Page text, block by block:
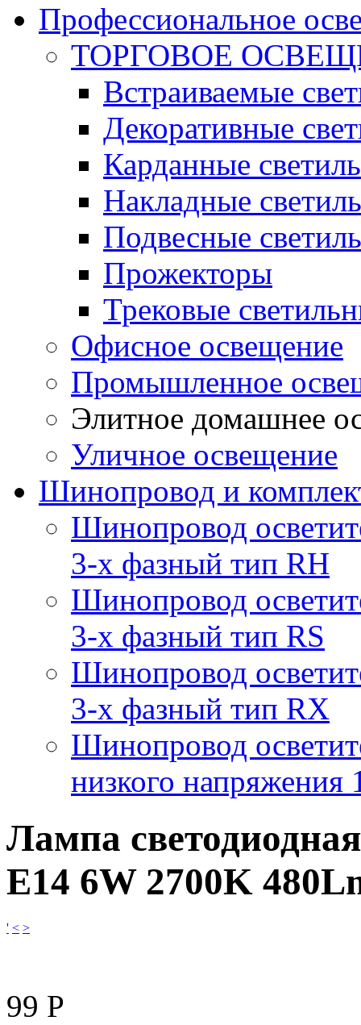
Профессиональное
ТОРГОВОЕ
Встраиваемые
Декоративные
Карданные
Накладные
Подвесные
Прожекторы
Трековые
Офисное освещение
Промышленное
Элитное домашнее
Уличное освещение
Шинопровод и
Шинопровод
3-х фазный тип RH
Шинопровод
3-х фазный тип RS
Шинопровод
3-х фазный тип RX
Шинопровод
низкого напряжения
Лампа
E14 6W 2700K
' < >
99 Р